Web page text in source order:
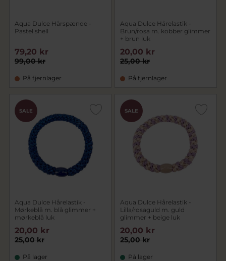
Aqua Dulce Hårspænde -
Pastel shell
99,00 kr
79,20 kr
På fjernlager
Aqua Dulce Hårelastik -
Brun/rosa m. kobber glimmer
+ brun luk
25,00 kr
20,00 kr
På fjernlager
SALE
Aqua Dulce Hårelastik -
Mørkeblå m. blå glimmer +
mørkeblå luk
25,00 kr
20,00 kr
På lager
SALE
Aqua Dulce Hårelastik -
Lilla/rosaguld m. guld
glimmer + beige luk
25,00 kr
20,00 kr
På lager